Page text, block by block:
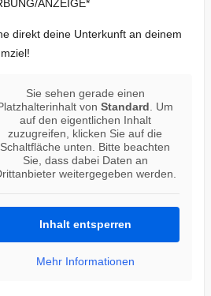
ANZEIGE*
direkt deine Unterkunft an deinem
Sie sehen gerade einen
vonStandard . Um
auf den eigentlichen Inhalt
zuzugreifen, klicken Sie auf die
Schaltfläche unten. Bitte beachten
Sie, dass dabei Daten an
weitergegeben werden.
Inhalt entsperren
Mehr Informationen